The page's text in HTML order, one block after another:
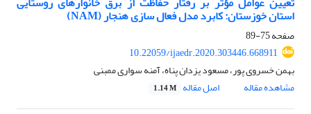
استان خوزستان: کابرد مدل فعال سازی هنجار (NAM)
صفحه75-89
10.22059/ijaedr.2020.303446.668911
بهمن خسروی پور، مسعود یزدان پناه، آمنه سواری ممبنی
مشاهده مقاله
اصل مقاله 1.14 M